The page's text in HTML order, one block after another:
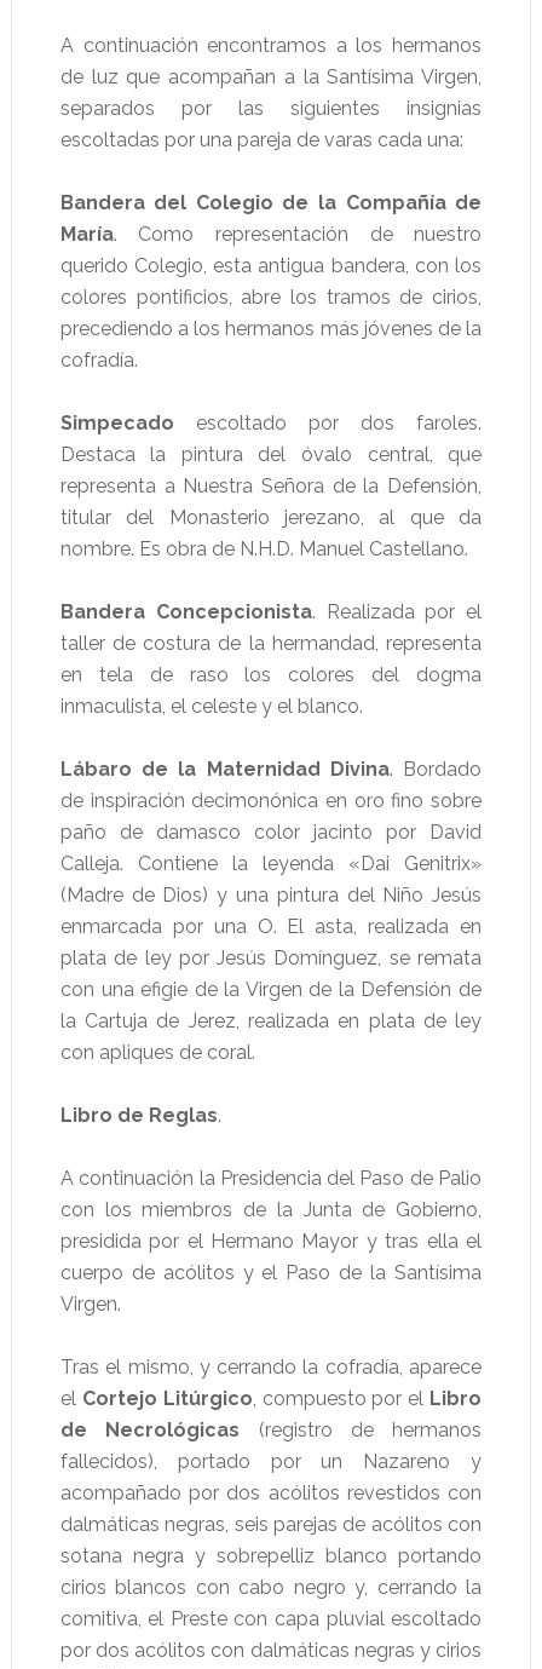
A continuación encontramos a los hermanos
de luz que acompañan a la Santísima Virgen,
separados por las siguientes insignias
escoltadas por una pareja de varas cada una:
Bandera del Colegio de la Compañía de
María. Como representación de nuestro
querido Colegio, esta antigua bandera, con los
colores pontificios, abre los tramos de cirios,
precediendo a los hermanos más jóvenes de la
cofradía.
Simpecado escoltado por dos faroles.
Destaca la pintura del óvalo central, que
representa a Nuestra Señora de la Defensión,
titular del Monasterio jerezano, al que da
nombre. Es obra de N.H.D. Manuel Castellano.
Bandera Concepcionista. Realizada por el
taller de costura de la hermandad, representa
en tela de raso los colores del dogma
inmaculista, el celeste y el blanco.
Lábaro de la Maternidad Divina. Bordado
de inspiración decimonónica en oro fino sobre
paño de damasco color jacinto por David
Calleja. Contiene la leyenda «Dai Genitrix»
(Madre de Dios) y una pintura del Niño Jesús
enmarcada por una O. El asta, realizada en
plata de ley por Jesús Domínguez, se remata
con una efigie de la Virgen de la Defensión de
la Cartuja de Jerez, realizada en plata de ley
con apliques de coral.
Libro de Reglas.
A continuación la Presidencia del Paso de Palio
con los miembros de la Junta de Gobierno,
presidida por el Hermano Mayor y tras ella el
cuerpo de acólitos y el Paso de la Santísima
Virgen.
Tras el mismo, y cerrando la cofradía, aparece
el Cortejo Litúrgico, compuesto por el Libro
de Necrológicas (registro de hermanos
fallecidos), portado por un Nazareno y
acompañado por dos acólitos revestidos con
dalmáticas negras, seis parejas de acólitos con
sotana negra y sobrepelliz blanco portando
cirios blancos con cabo negro y, cerrando la
comitiva, el Preste con capa pluvial escoltado
por dos acólitos con dalmáticas negras y cirios